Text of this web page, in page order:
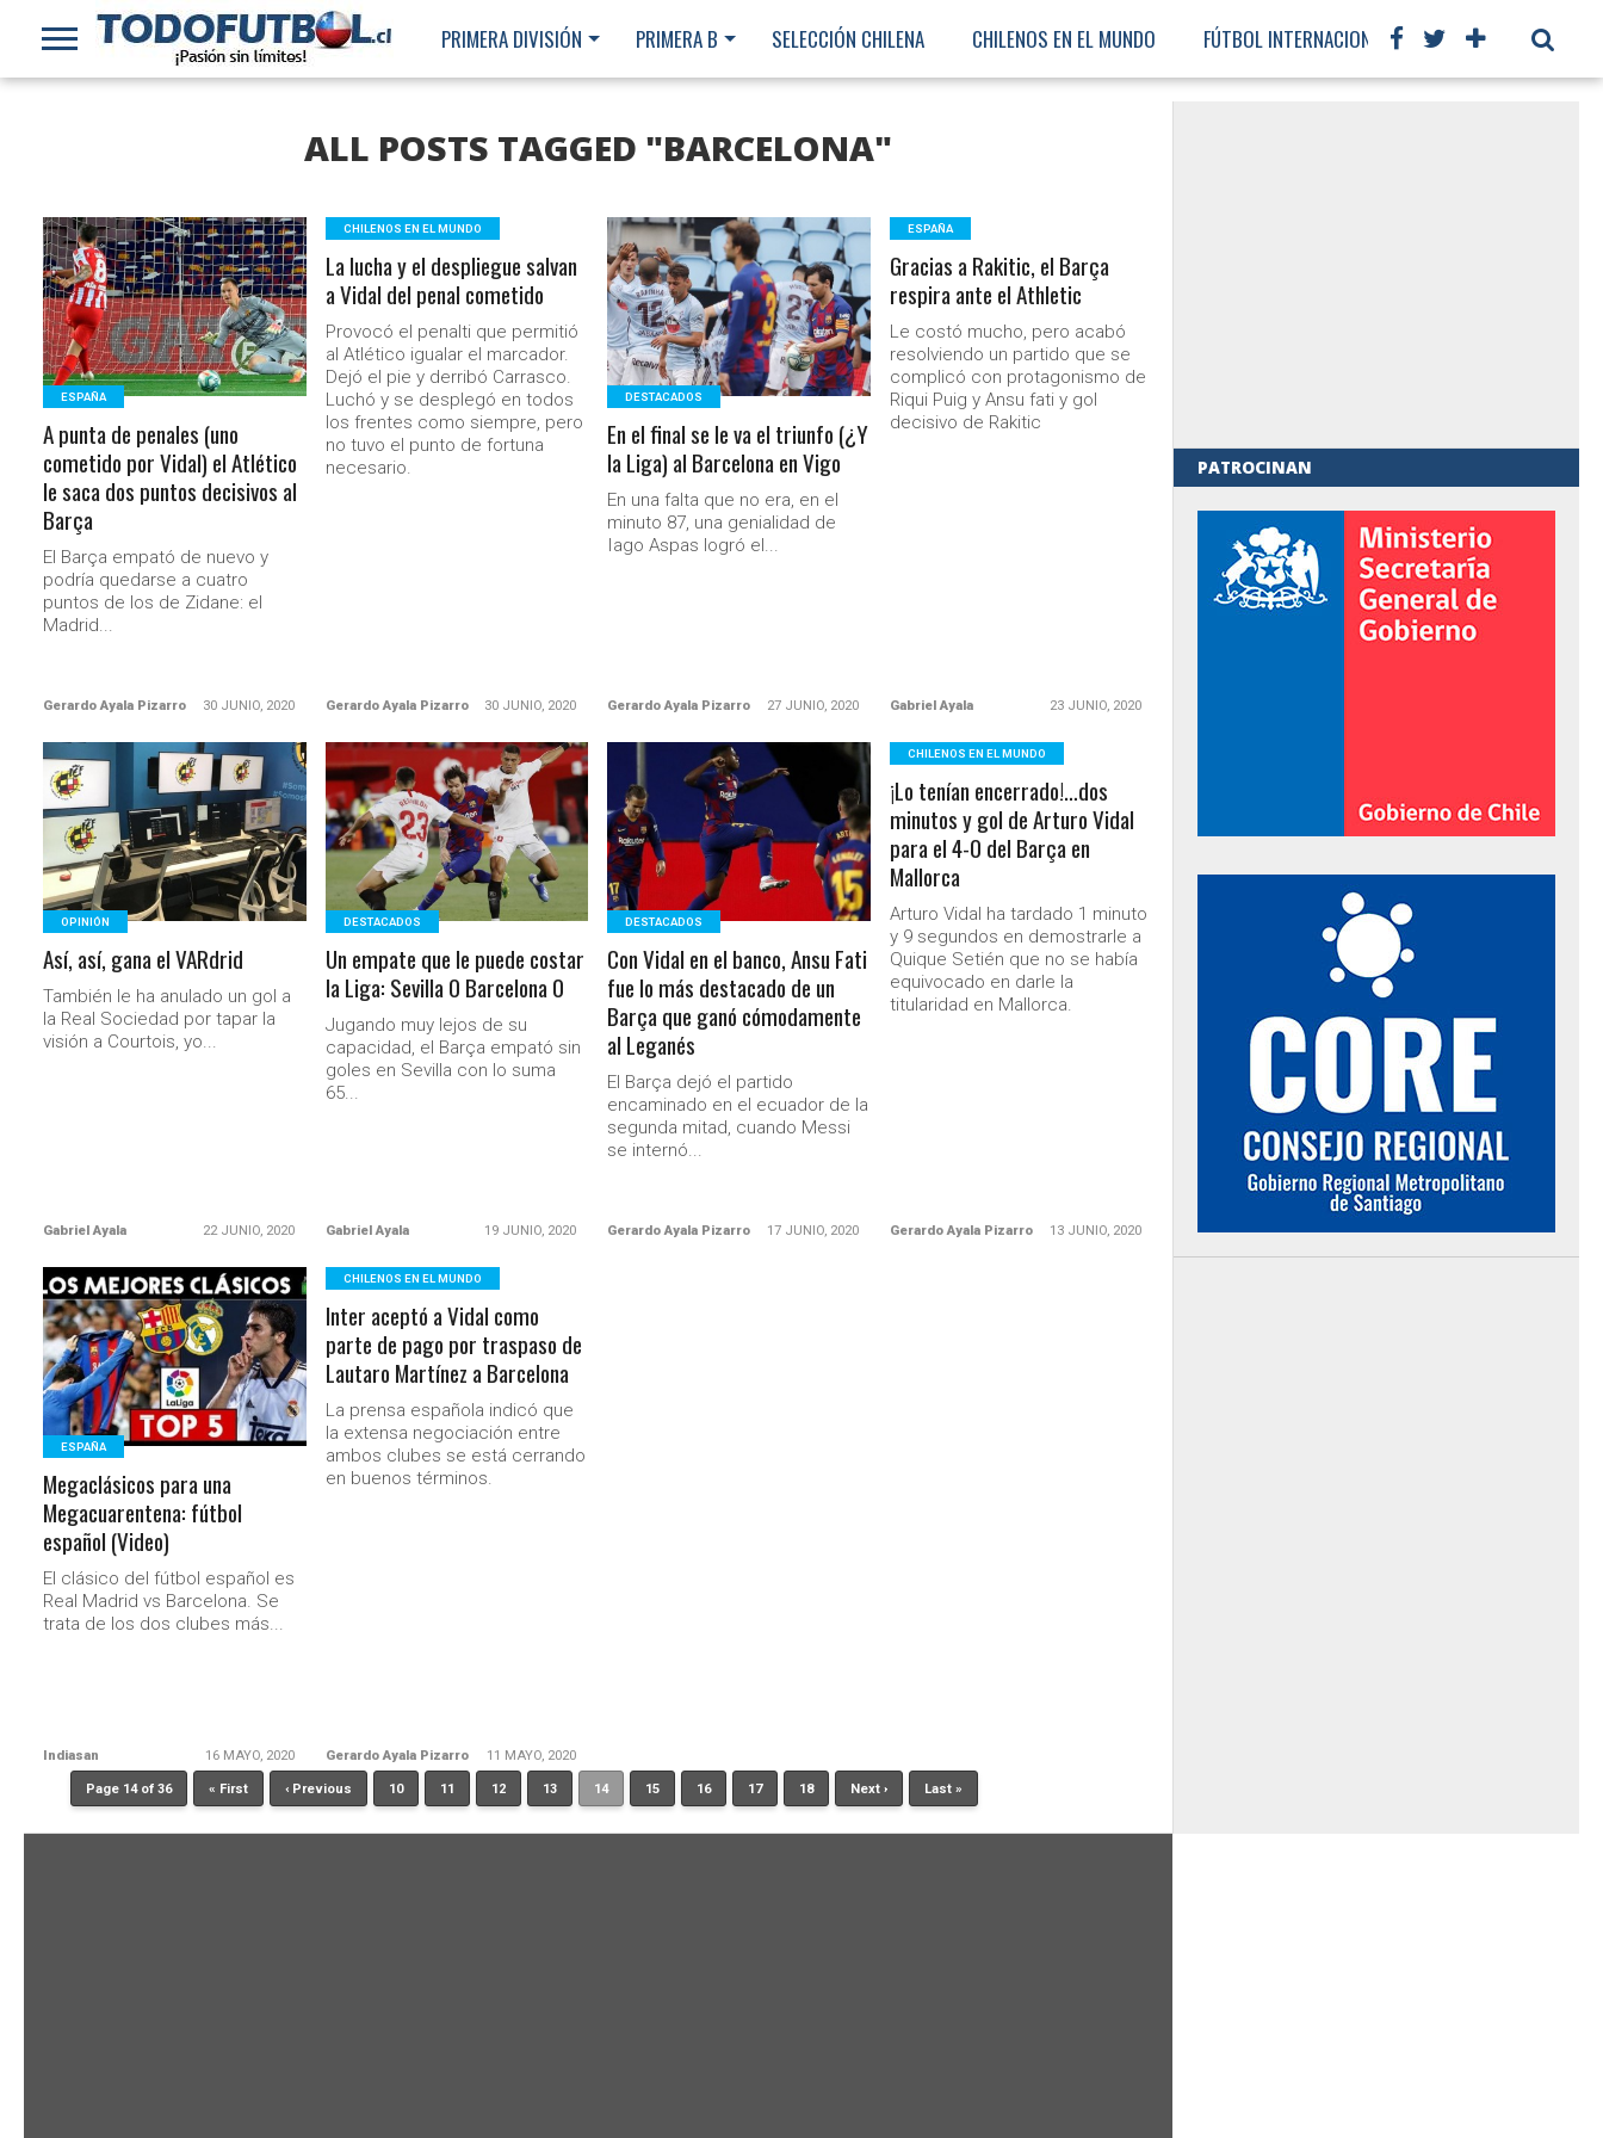
PRIMERA DIVISIÓN PRIMERA B SELECCIÓN CHILENA CHILENOS EN EL MUNDO FÚTBOL INTERNACIONAL
ALL POSTS TAGGED "BARCELONA"
LEER MÁS
ESPAÑA
A punta de penales (uno
cometido por Vidal) el Atlético
le saca dos puntos decisivos al
Barça
El Barça empató de nuevo y
podría quedarse a cuatro
puntos de los de Zidane: el
Madrid...
Gerardo Ayala Pizarro 30 JUNIO, 2020
CHILENOS EN EL MUNDO
La lucha y el despliegue salvan
a Vidal del penal cometido
Provocó el penalti que permitió
al Atlético igualar el marcador.
Dejó el pie y derribó Carrasco.
Luchó y se desplegó en todos
los frentes como siempre, pero
no tuvo el punto de fortuna
necesario.
Gerardo Ayala Pizarro 30 JUNIO, 2020
LEER MÁS
DESTACADOS
En el final se le va el triunfo (¿Y
la Liga) al Barcelona en Vigo
En una falta que no era, en el
minuto 87, una genialidad de
Iago Aspas logró el...
Gerardo Ayala Pizarro 27 JUNIO, 2020
ESPAÑA
Gracias a Rakitic, el Barça
respira ante el Athletic
Le costó mucho, pero acabó
resolviendo un partido que se
complicó con protagonismo de
Riqui Puig y Ansu fati y gol
decisivo de Rakitic
Gabriel Ayala 23 JUNIO, 2020
LEER MÁS
OPINIÓN
Así, así, gana el VARdrid
También le ha anulado un gol a
la Real Sociedad por tapar la
visión a Courtois, yo...
Gabriel Ayala 22 JUNIO, 2020
LEER MÁS
DESTACADOS
Un empate que le puede costar
la Liga: Sevilla 0 Barcelona 0
Jugando muy lejos de su
capacidad, el Barça empató sin
goles en Sevilla con lo suma
65...
Gabriel Ayala 19 JUNIO, 2020
LEER MÁS
DESTACADOS
Con Vidal en el banco, Ansu Fati
fue lo más destacado de un
Barça que ganó cómodamente
al Leganés
El Barça dejó el partido
encaminado en el ecuador de la
segunda mitad, cuando Messi
se internó...
Gerardo Ayala Pizarro 17 JUNIO, 2020
CHILENOS EN EL MUNDO
¡Lo tenían encerrado!…dos
minutos y gol de Arturo Vidal
para el 4-0 del Barça en
Mallorca
Arturo Vidal ha tardado 1 minuto
y 9 segundos en demostrarle a
Quique Setién que no se había
equivocado en darle la
titularidad en Mallorca.
Gerardo Ayala Pizarro 13 JUNIO, 2020
LEER MÁS
ESPAÑA
Megaclásicos para una
Megacuarentena: fútbol
español (Video)
El clásico del fútbol español es
Real Madrid vs Barcelona. Se
trata de los dos clubes más...
Indiasan 16 MAYO, 2020
CHILENOS EN EL MUNDO
Inter aceptó a Vidal como
parte de pago por traspaso de
Lautaro Martínez a Barcelona
La prensa española indicó que
la extensa negociación entre
ambos clubes se está cerrando
en buenos términos.
Gerardo Ayala Pizarro 11 MAYO, 2020
Page 14 of 36 « First ‹ Previous 10 11 12 13 14 15 16 17 18 Next › Last »
PATROCINAN
Ministerio Secretaría General de Gobierno
Ministerio Secretaría General de Gobierno